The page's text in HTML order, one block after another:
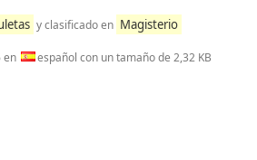
y clasificado en Magisterio
en español con un tamaño de 2,32 KB